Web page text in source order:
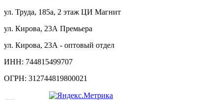
ул. Труда, 185а, 2 этаж ЦИ Магнит
ул. Кирова, 23А Премьера
ул. Кирова, 23А - оптовый отдел
ИНН: 744815499707
ОГРН: 312744819800021